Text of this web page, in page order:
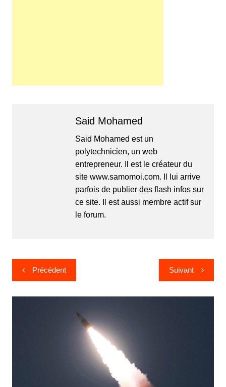
Said Mohamed
Said Mohamed est un
polytechnicien, un web
entrepreneur. Il est le créateur du
site www.samomoi.com. Il lui arrive
parfois de publier des flash infos sur
ce site. Il est aussi membre actif sur
le forum.
Navigation
de
l’article
Précédent Suivant